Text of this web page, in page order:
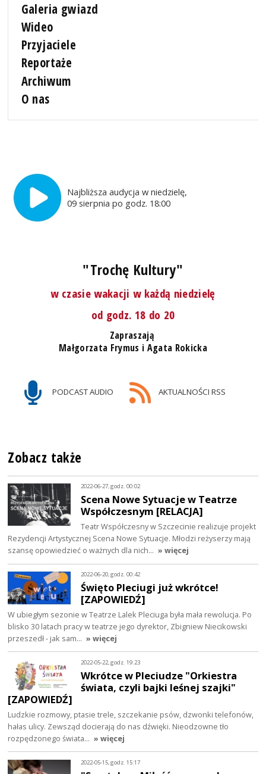
Galeria gwiazd
Wideo
Przyjaciele
Reportaże
Archiwum
O nas
Najbliższa audycja w niedzielę,
09 sierpnia po godz. 18:00
"Trochę Kultury"
w czasie wakacji w każdą niedzielę
od godz. 18 do 20
Zapraszają
Małgorzata Frymus i Agata Rokicka
PODCAST AUDIO AKTUALNOŚCI RSS
Zobacz także
2022-06-27, godz. 00:02
Scena Nowe Sytuacje w Teatrze
Współczesnym [RELACJA]
Teatr Współczesny w Szczecinie realizuje projekt
Rezydencji Artystycznej Scena Nowe Sytuacje. Młodzi reżyserzy mają
szansę opowiedzieć o ważnych dla nich… » więcej
2022-06-20, godz. 00:42
Święto Pleciugi już wkrótce!
[ZAPOWIEDŹ]
W ubiegłym sezonie w Teatrze Lalek Pleciuga była mała rewolucja. Po
blisko 30 latach pracy w teatrze jego dyrektor, Zbigniew Niecikowski
przeszedł - jak sam… » więcej
2022-05-22, godz. 19:23
Wkrótce w Pleciudze "Orkiestra
świata, czyli bajki leśnej szajki"
[ZAPOWIEDŹ]
Ludzkie rozmowy, ptasie trele, szczekanie psów, dzwonki telefonów,
hałas ulicy. Zewsząd docierają do nas dźwięki. Nieodzowne tło
rozpędzonego świata… » więcej
2022-05-15, godz. 15:17